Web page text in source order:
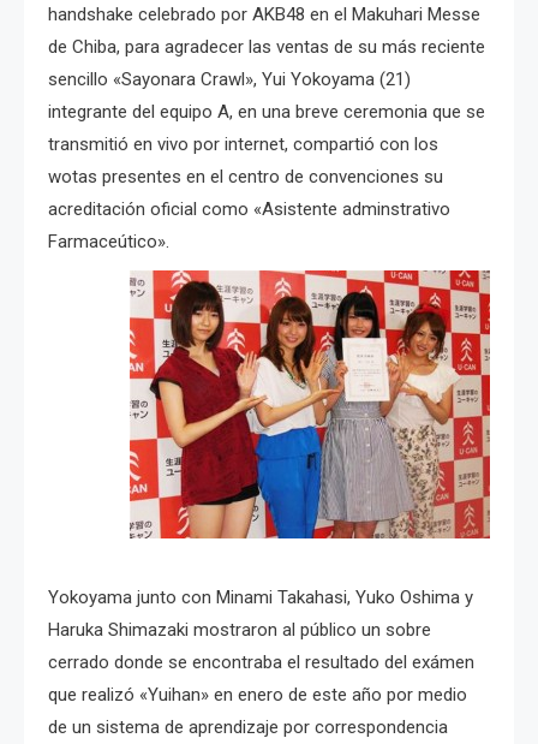
handshake celebrado por AKB48 en el Makuhari Messe
de Chiba, para agradecer las ventas de su más reciente
sencillo «Sayonara Crawl», Yui Yokoyama (21)
integrante del equipo A, en una breve ceremonia que se
transmitió en vivo por internet, compartió con los
wotas presentes en el centro de convenciones su
acreditación oficial como «Asistente adminstrativo
Farmaceútico».
Yokoyama junto con Minami Takahasi, Yuko Oshima y
Haruka Shimazaki mostraron al público un sobre
cerrado donde se encontraba el resultado del exámen
que realizó «Yuihan» en enero de este año por medio
de un sistema de aprendizaje por correspondencia